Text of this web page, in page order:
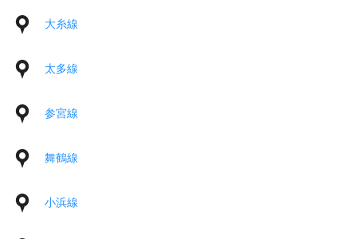
大糸線
太多線
参宮線
舞鶴線
小浜線